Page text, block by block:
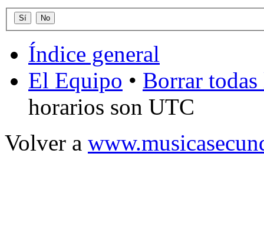
Índice general
El Equipo • Borrar
horarios son UTC
Volver a